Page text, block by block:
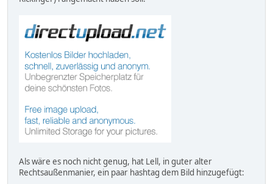
Als wäre es noch nicht genug, hat Lell, in guter alter
Rechtsaußenmanier, ein paar hashtag dem Bild hinzugefügt: